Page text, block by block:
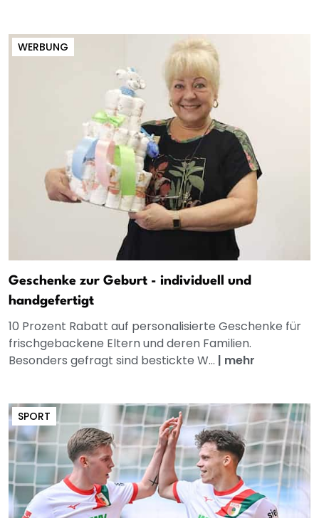
WERBUNG
Geschenke zur Geburt - individuell und
handgefertigt
10 Prozent Rabatt auf personalisierte Geschenke für
frischgebackene Eltern und deren Familien.
Besonders gefragt sind bestickte W... | mehr
SPORT